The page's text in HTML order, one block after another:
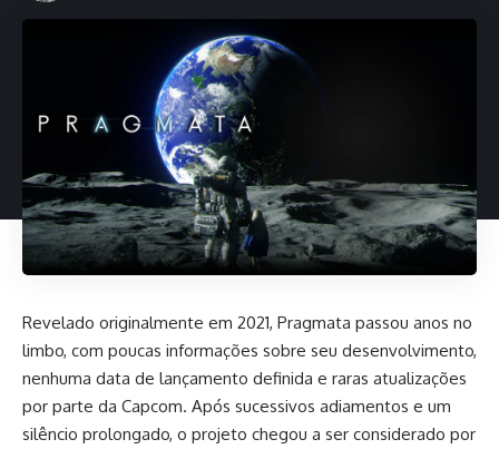
Revelado originalmente em 2021, Pragmata passou anos no
limbo, com poucas informações sobre seu desenvolvimento,
nenhuma data de lançamento definida e raras atualizações
por parte da Capcom. Após sucessivos adiamentos e um
silêncio prolongado, o projeto chegou a ser considerado por